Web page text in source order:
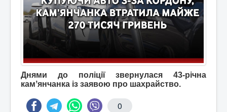
Днями до поліції звернулася 43-річна
камʼянчанка із заявою про шахрайство.
0